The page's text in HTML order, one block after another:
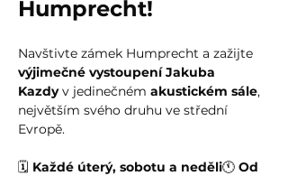
Humprecht!
Navštivte zámek Humprecht a zažijte
výjimečné vystoupení Jakuba
Kazdy v jedinečném akustickém sále,
největším svého druhu ve střední
Evropě.
🗓️ Každé úterý, sobotu a neděli🕚 Od